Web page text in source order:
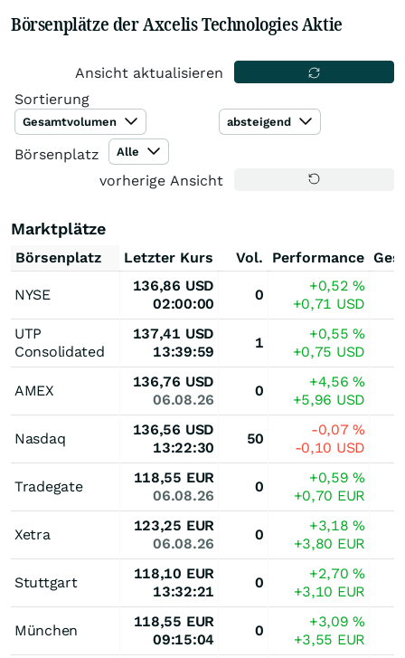
Börsenplätze der Axcelis Technologies Aktie
Ansicht aktualisieren
Sortierung
Gesamtvolumen absteigend
Börsenplatz Alle
vorherige Ansicht
Marktplätze
Börsenplatz Letzter Kurs Vol. Performance
NYSE
136,86 USD
02:00:00
0
+0,52%
+0,71 USD
UTP
Consolidated
137,41 USD
13:39:59
1
+0,55%
+0,75 USD
AMEX
136,76 USD
06.08.26
0
+4,56%
+5,96 USD
Nasdaq
136,56 USD
13:22:30
50
-0,07%
-0,10 USD
Tradegate
118,55 EUR
06.08.26
0
+0,59%
+0,70 EUR
Xetra
123,25 EUR
06.08.26
0
+3,18%
+3,80 EUR
Stuttgart
118,10 EUR
13:32:21
0
+2,70%
+3,10 EUR
München
118,55 EUR
09:15:04
0
+3,09%
+3,55 EUR